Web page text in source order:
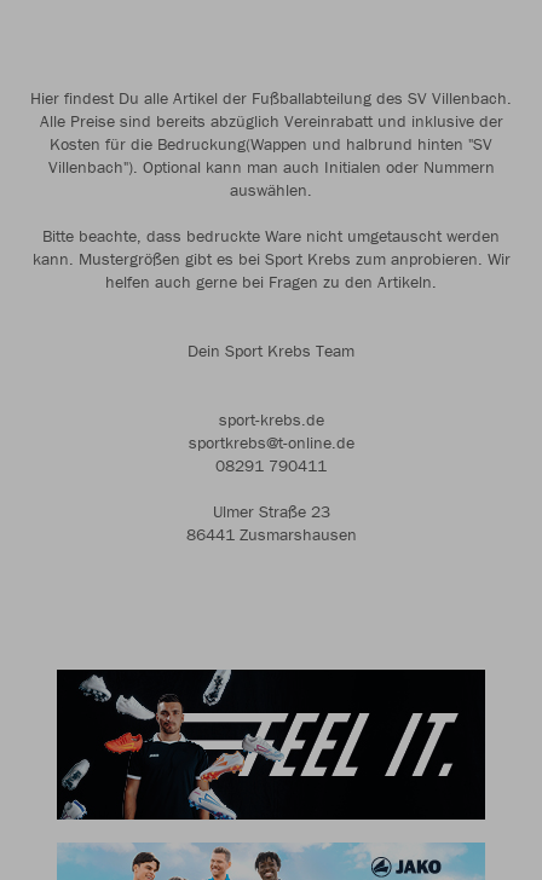
Hier findest Du alle Artikel der Fußballabteilung des SV Villenbach.
Alle Preise sind bereits abzüglich Vereinrabatt und inklusive der
Kosten für die Bedruckung(Wappen und halbrund hinten "SV
Villenbach"). Optional kann man auch Initialen oder Nummern
auswählen.
Bitte beachte, dass bedruckte Ware nicht umgetauscht werden
kann. Mustergrößen gibt es bei Sport Krebs zum anprobieren. Wir
helfen auch gerne bei Fragen zu den Artikeln.
Dein Sport Krebs Team
sport-krebs.de
sportkrebs@t-online.de
08291 790411
Ulmer Straße 23
86441 Zusmarshausen